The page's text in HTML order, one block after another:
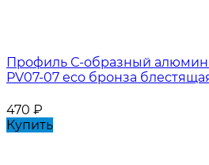
Профиль С-образный
PV07-07 eco бронза
470 ₽
Купить